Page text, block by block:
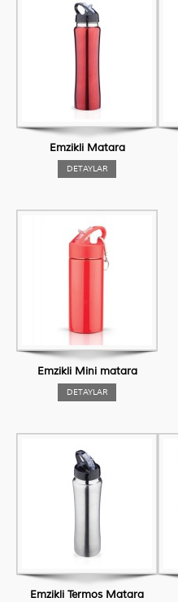
Emzikli Matara
DETAYLAR
Emzikli Mini matara
DETAYLAR
Emzikli Termos Matara